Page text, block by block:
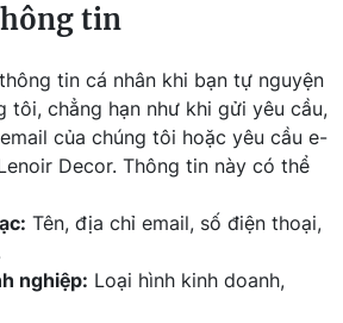
tin
tin cá nhân khi bạn tự nguyện
tôi, chẳng hạn như khi gửi yêu cầu,
của chúng tôi hoặc yêu cầu e-
Decor. Thông tin này có thể
Tên, địa chỉ email, số điện thoại,
nghiệp: Loại hình kinh doanh,